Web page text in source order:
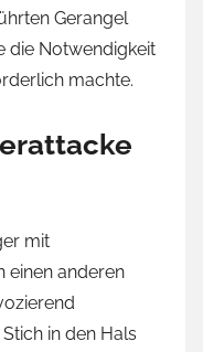
Gerangel
die Notwendigkeit
machte.
mit
einen anderen
in den Hals